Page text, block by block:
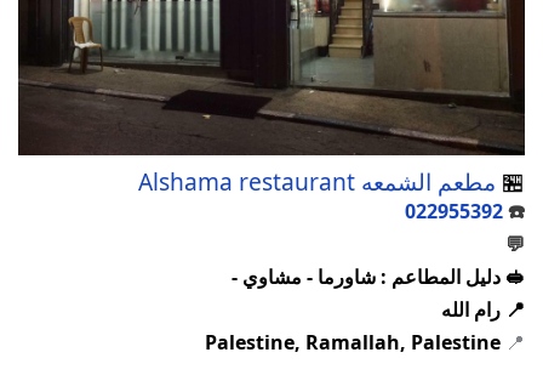
🏪 مطعم الشمعه Alshama restaurant
☎️
022955392
💬
🥪 دليل المطاعم : شاورما - مشاوي -
📍 رام الله
📍
Palestine, Ramallah, Palestine